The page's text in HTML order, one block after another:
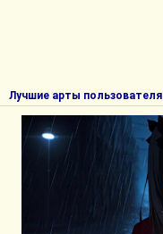
Лучшие арты пользователя